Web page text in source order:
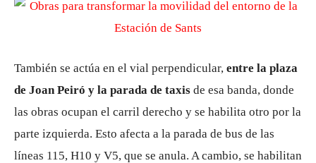
También se actúa en el vial perpendicular, entre la plaza
de Joan Peiró y la parada de taxis de esa banda, donde
las obras ocupan el carril derecho y se habilita otro por la
parte izquierda. Esto afecta a la parada de bus de las
líneas 115, H10 y V5, que se anula. A cambio, se habilitan